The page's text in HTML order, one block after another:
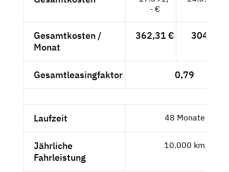
- €
Gesamtkosten /
Monat
362,31 € 304,46 €
Gesamtleasingfaktor 0,79
Laufzeit 48 Monate
Jährliche
Fahrleistung
10.000 km